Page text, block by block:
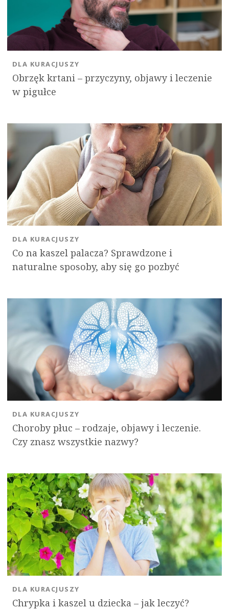
Obrzęk krtani – przyczyny, objawy i leczenie
w pigułce
DLA KURACJUSZY
Co na kaszel palacza? Sprawdzone i
naturalne sposoby, aby się go pozbyć
DLA KURACJUSZY
Choroby płuc – rodzaje, objawy i leczenie.
Czy znasz wszystkie nazwy?
DLA KURACJUSZY
Chrypka i kaszel u dziecka – jak leczyć?
DLA KURACJUSZY